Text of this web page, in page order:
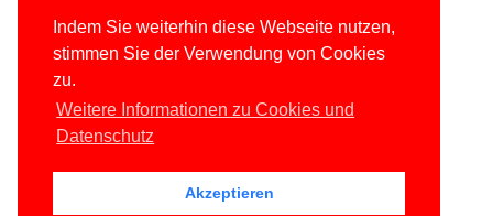
Indem Sie weiterhin diese Webseite nutzen,
stimmen Sie der Verwendung von Cookies
zu.
Weitere Informationen zu Cookies und
Datenschutz
Akzeptieren